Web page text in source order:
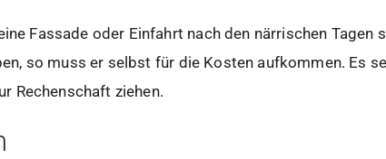
Fassade oder Einfahrt nach den närrischen Tagen
so muss er selbst für die Kosten aufkommen. Es
Rechenschaft ziehen.